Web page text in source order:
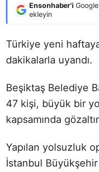
Ensonhaber'i
ekleyin
Türkiye yeni
dakikalarla uyandı.
Beşiktaş Belediye
47 kişi, büyük bir
kapsamında
Yapılan yolsuzluk
İstanbul